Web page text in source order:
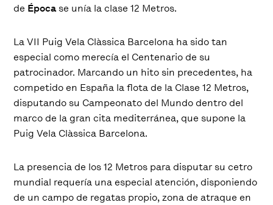
de Épocase unía la clase 12 Metros.
La VII Puig Vela Clàssica Barcelona ha sido tan
especial como merecía el Centenario de su
patrocinador. Marcando un hito sin precedentes, ha
competido en España la flota de la Clase 12 Metros,
disputando su Campeonato del Mundo dentro del
marco de la gran cita mediterránea, que supone la
Puig Vela Clàssica Barcelona.
La presencia de los 12 Metros para disputar su cetro
mundial requería una especial atención, disponiendo
de un campo de regatas propio, zona de atraque en